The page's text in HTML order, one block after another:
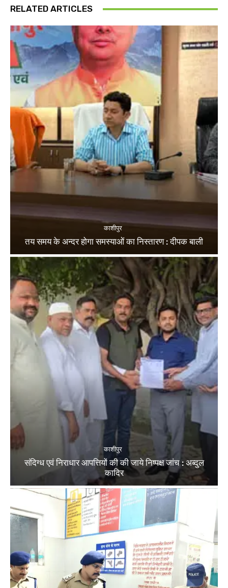
RELATED ARTICLES
काशीपुर
तय समय के अन्दर होगा समस्याओं का निस्तारण : दीपक बाली
काशीपुर
संदिग्ध एवं निराधार आपत्तियों की की जाये निष्पक्ष जांच : अब्दुल
कादिर